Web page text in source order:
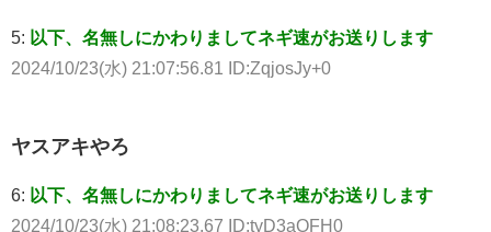
5: 以下、名無しにかわりましてネギ速がお送りします
2024/10/23(水) 21:07:56.81 ID:ZqjosJy+0
ヤスアキやろ
6: 以下、名無しにかわりましてネギ速がお送りします
2024/10/23(水) 21:08:23.67 ID:tyD3aOFH0